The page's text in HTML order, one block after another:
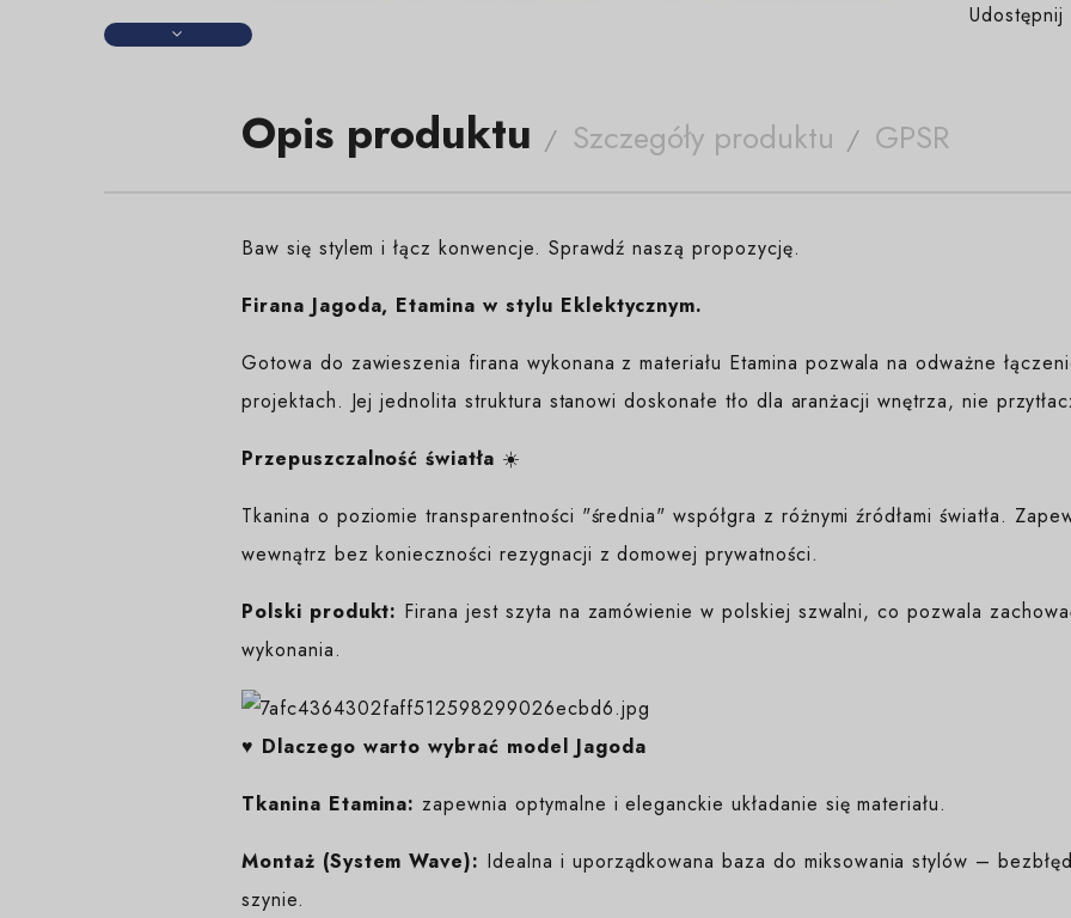
Udostępnij
Opis produktu Szczegóły produktu GPSR
Baw się stylem i łącz konwencje. Sprawdź naszą propozycję.
Firana Jagoda, Etamina w stylu Eklektycznym.
Gotowa do zawieszenia firana wykonana z materiału Etamina pozwala na odważne
projektach. Jej jednolita struktura stanowi doskonałe tło dla aranżacji wnętrza, nie
Przepuszczalność światła ☀️
Tkanina o poziomie transparentności "średnia" współgra z różnymi źródłami światła.
wewnątrz bez konieczności rezygnacji z domowej prywatności.
Polski produkt: Firana jest szyta na zamówienie w polskiej szwalni, co pozwala
wykonania.
♥️ Dlaczego warto wybrać model Jagoda
Tkanina Etamina: zapewnia optymalne i eleganckie układanie się materiału.
Montaż (System Wave): Idealna i uporządkowana baza do miksowania stylów –
szynie.